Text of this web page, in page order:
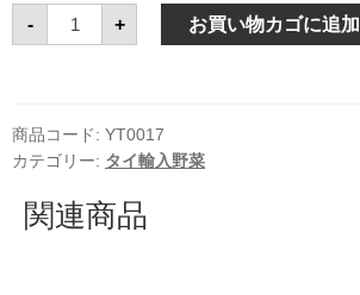
-
レ
ン
タ
ク
ラ
タ
イ
+ お買い物カゴに追加
商品コード: YT0017
カテゴリー: タイ輸入野菜
関連商品